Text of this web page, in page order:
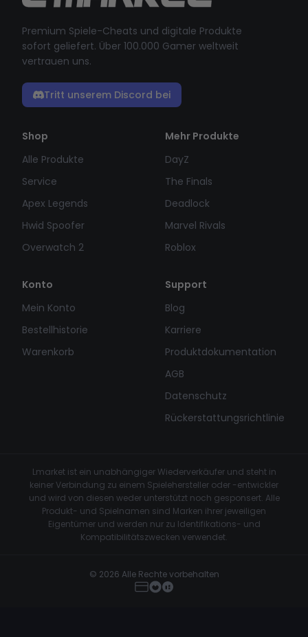
Premium Spiele-Cheats und digitale Produkte
sofort geliefert. Über 100.000 Gamer weltweit
vertrauen uns.
Tritt unserem Discord bei
Shop
Alle Produkte
Service
Apex Legends
Hwid Spoofer
Overwatch 2
Mehr Produkte
DayZ
The Finals
Deadlock
Marvel Rivals
Roblox
Konto
Mein Konto
Bestellhistorie
Warenkorb
Support
Blog
Karriere
Produktdokumentation
AGB
Datenschutz
Rückerstattungsrichtlinie
Lmarket ist ein unabhängiger Wiederverkäufer und steht in
keiner Verbindung zu einem Spielehersteller oder -entwickler
und wird von diesen weder unterstützt noch gesponsert. Alle
Produkt- und Spielnamen sind Marken ihrer jeweiligen
Eigentümer und werden nur zu Identifikations- und
Kompatibilitätszwecken verwendet.
© 2026 Alle Rechte vorbehalten